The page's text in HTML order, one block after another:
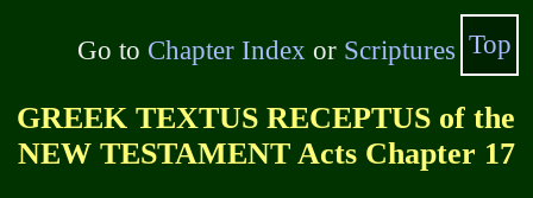
Go to Chapter Index or Scriptures
GREEK TEXTUS RECEPTUS of the
NEW TESTAMENT Acts Chapter 17
Top